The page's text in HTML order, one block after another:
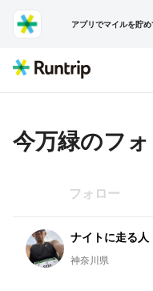
アプリでマイルを貯め
今万緑のフ
フォロー
ナイトに走る人
神奈川県